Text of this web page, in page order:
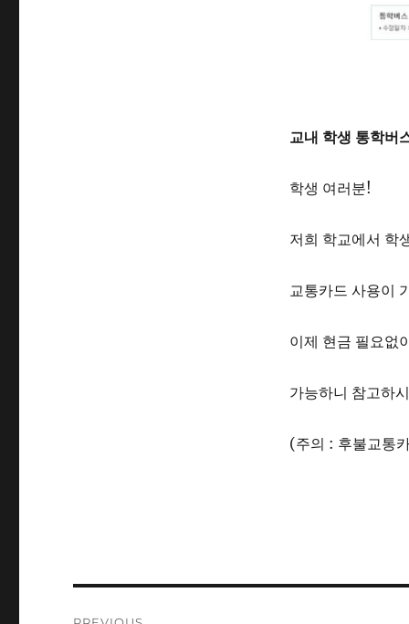
교내 학생 통학버
학생 여러분!
저희 학교에서 학
교통카드 사용이
이제 현금 필요없
가능하니 참고하
(주의 : 후불교통